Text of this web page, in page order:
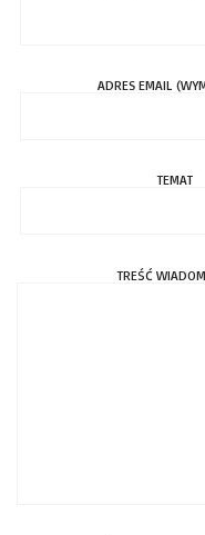
ADRES EMAIL
TEMAT
TREŚĆ